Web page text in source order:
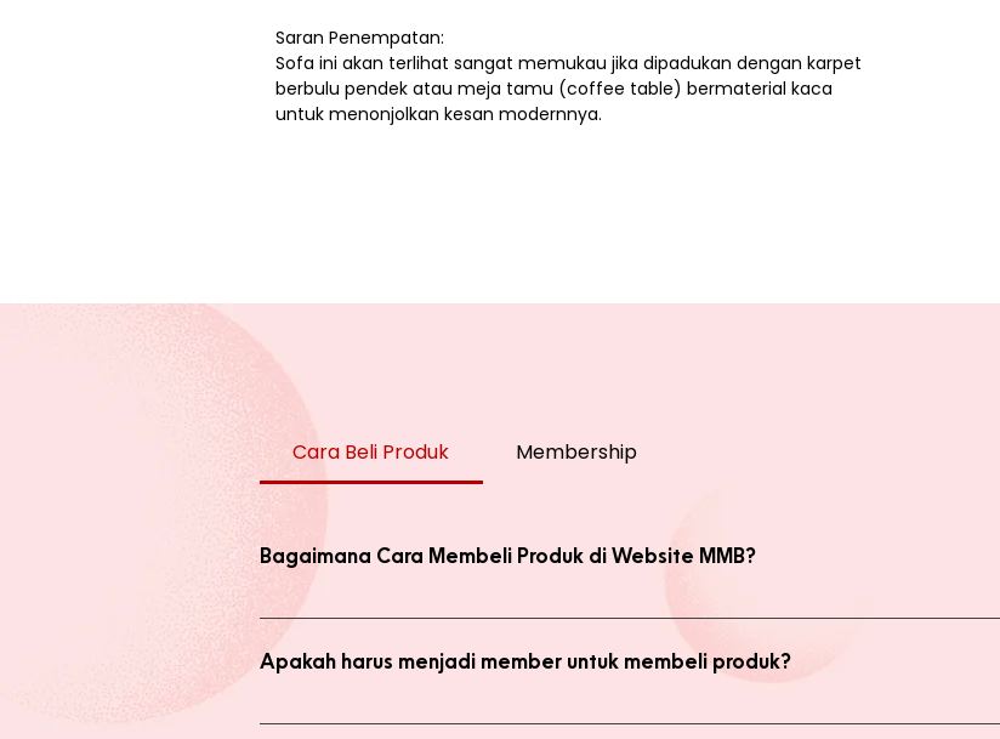
Saran Penempatan:
Sofa ini akan terlihat sangat memukau jika dipadukan dengan karpet
berbulu pendek atau meja tamu (coffee table) bermaterial kaca
untuk menonjolkan kesan modernnya.
Cara Beli Produk Membership
Bagaimana Cara Membeli Produk di Website MMB?
Ada 2 jenis produk yang ada di website, yaitu produk Member dan Non Member. Anda bisa
Apakah harus menjadi member untuk membeli produk?
Anda tidak perlu bergabung menjadi member untuk membeli produk MMB. Tetapi ada